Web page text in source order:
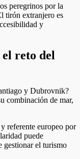
peregrinos por la
tirón extranjero es
y
reto del
y Dubrovnik?
combinación de mar,
referente europeo por
puede
gestionar el turismo